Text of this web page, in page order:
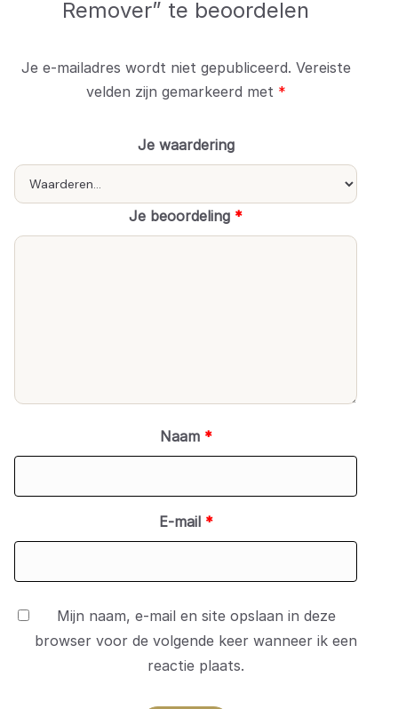
Remover” te beoordelen
Je e-mailadres wordt niet gepubliceerd. Vereiste
velden zijn gemarkeerd met *
Je waardering
Je beoordeling *
Naam *
E-mail *
Mijn naam, e-mail en site opslaan in deze
browser voor de volgende keer wanneer ik een
reactie plaats.